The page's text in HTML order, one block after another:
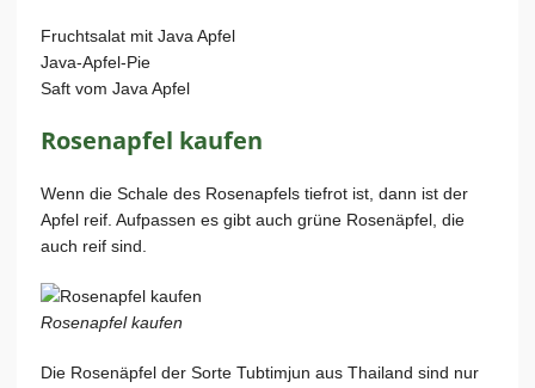
Fruchtsalat mit Java Apfel
Java-Apfel-Pie
Saft vom Java Apfel
Rosenapfel kaufen
Wenn die Schale des Rosenapfels tiefrot ist, dann ist der
Apfel reif. Aufpassen es gibt auch grüne Rosenäpfel, die
auch reif sind.
Rosenapfel kaufen
Die Rosenäpfel der Sorte Tub­tim­jun aus Thailand sind nur